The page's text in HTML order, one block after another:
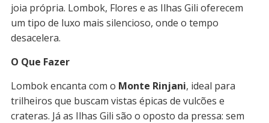
joia própria. Lombok, Flores e as Ilhas Gili oferecem
um tipo de luxo mais silencioso, onde o tempo
desacelera.
O Que Fazer
Lombok encanta com o Monte Rinjani, ideal para
trilheiros que buscam vistas épicas de vulcões e
crateras. Já as Ilhas Gili são o oposto da pressa: sem